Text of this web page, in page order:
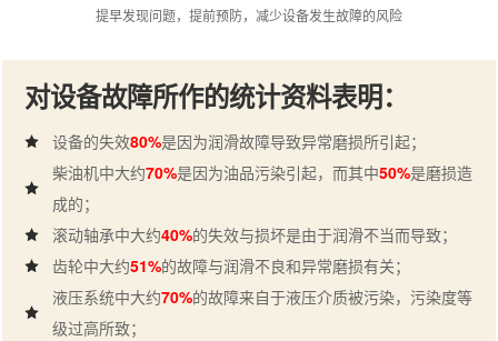
提早发现问题，提前预防，减少设备发生故障的风险
对设备故障所作的统计资料表明：
设备的失效80%是因为润滑故障导致异常磨损所引起；
柴油机中大约70%是因为油品污染引起，而其中50%是磨损造
成的；
滚动轴承中大约40%的失效与损坏是由于润滑不当而导致；
齿轮中大约51%的故障与润滑不良和异常磨损有关；
液压系统中大约70%的故障来自于液压介质被污染，污染度等
级过高所致；